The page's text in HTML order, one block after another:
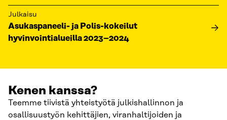
Julkaisu
Asukaspaneeli- ja Polis-kokeilut
hyvinvointialueilla 2023–2024
Kenen kanssa?
Teemme tiivistä yhteistyötä julkishallinnon ja
osallisuustyön kehittäjien, viranhaltijoiden ja